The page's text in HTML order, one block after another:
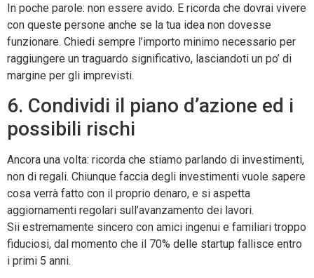
In poche parole: non essere avido. E ricorda che dovrai vivere
con queste persone anche se la tua idea non dovesse
funzionare. Chiedi sempre l’importo minimo necessario per
raggiungere un traguardo significativo, lasciandoti un po’ di
margine per gli imprevisti.
6. Condividi il piano d’azione ed i
possibili rischi
Ancora una volta: ricorda che stiamo parlando di investimenti,
non di regali. Chiunque faccia degli investimenti vuole sapere
cosa verrà fatto con il proprio denaro, e si aspetta
aggiornamenti regolari sull’avanzamento dei lavori.
Sii estremamente sincero con amici ingenui e familiari troppo
fiduciosi, dal momento che il 70% delle startup fallisce entro
i primi 5 anni.